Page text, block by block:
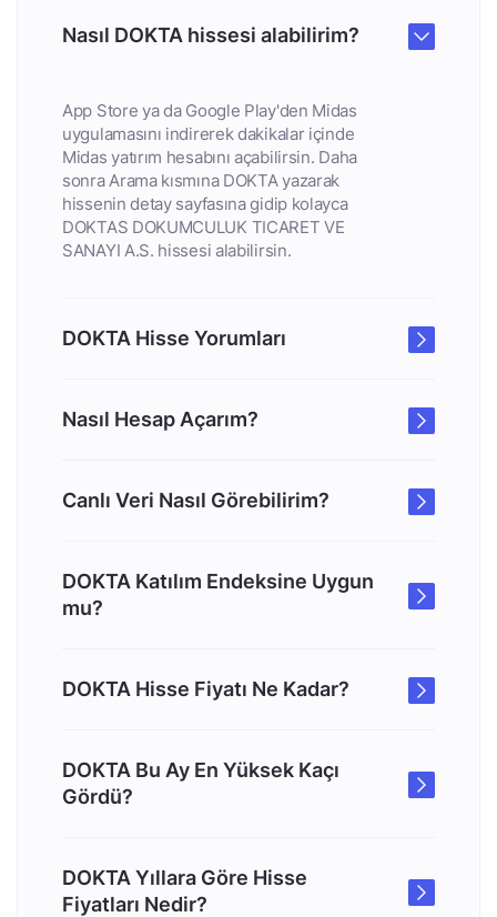
Nasıl DOKTA hissesi alabilirim?
App Store ya da Google Play'den Midas
uygulamasını indirerek dakikalar içinde
Midas yatırım hesabını açabilirsin. Daha
sonra Arama kısmına DOKTA yazarak
hissenin detay sayfasına gidip kolayca
DOKTAS DOKUMCULUK TICARET VE
SANAYI A.S. hissesi alabilirsin.
DOKTA Hisse Yorumları
Nasıl Hesap Açarım?
Canlı Veri Nasıl Görebilirim?
DOKTA Katılım Endeksine Uygun
mu?
DOKTA Hisse Fiyatı Ne Kadar?
DOKTA Bu Ay En Yüksek Kaçı
Gördü?
DOKTA Yıllara Göre Hisse
Fiyatları Nedir?